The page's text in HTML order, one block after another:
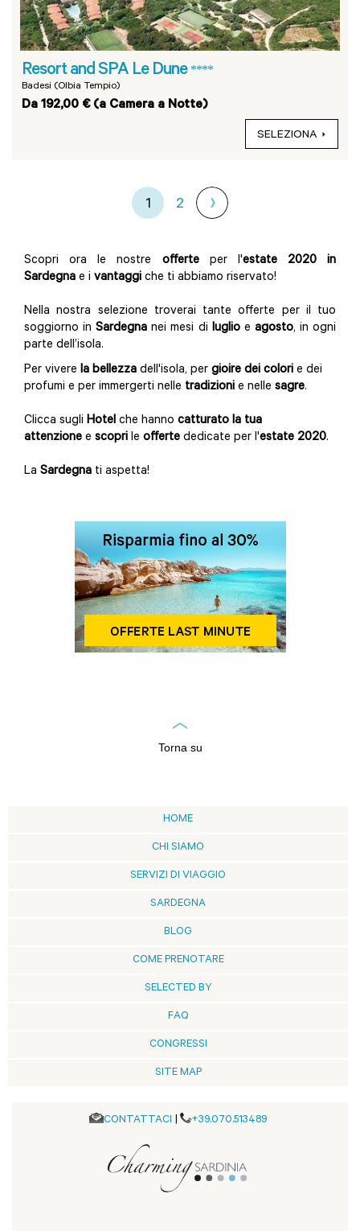
Resort and SPA Le Dune ****
Badesi (Olbia Tempio)
Da 192,00 € (a Camera a Notte)
SELEZIONA
1 2
Scopri ora le nostre offerteper l'estate 2020in
Sardegna e i vantaggi che ti abbiamo riservato!
Nella nostra selezione troverai tante offerte per il tuo
soggiorno inSardegna nei mesi di luglioe agosto, in ogni
parte dell’isola.
Per vivere la bellezza dell'isola, per gioire dei colori e dei
profumi e per immergerti nelle tradizioni e nelle sagre.
Clicca sugli Hotel che hanno catturato la tua
attenzione e scopri le offerte dedicate per l'estate 2020.
La Sardegna ti aspetta!
Torna su
HOME
CHI SIAMO
SERVIZI DI VIAGGIO
SARDEGNA
BLOG
COME PRENOTARE
SELECTED BY
FAQ
CONGRESSI
SITE MAP
CONTATTACI +39.070.513489